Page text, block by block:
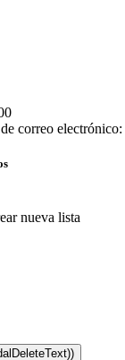
correo electrónico:
nueva lista